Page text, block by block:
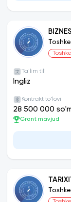
Ta'lim tili
Ingliz
Kontrakt to'lovi
28 500 000
Grant mavjud